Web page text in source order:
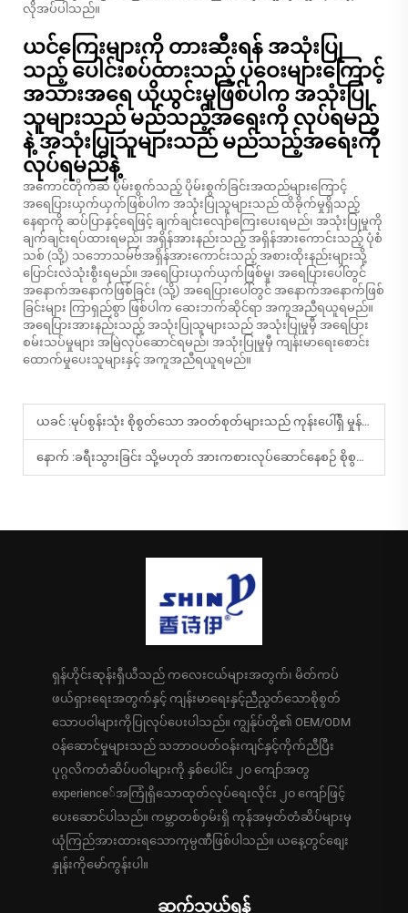
လိုအပ်ပါသည်။
ယင်ကြေးများကို တားဆီးရန် အသုံးပြု
သည့် ပေါင်းစပ်ထားသည့် ပုဝေးများကြောင့်
အသားအရေ ယိုယွင်းမှုဖြစ်ပါက အသုံးပြု
သူများသည် မည်သည့်အရေးကို လုပ်ရမည်
နဲ့ အသုံးပြုသူများသည် မည်သည့်အရေးကို
လုပ်ရမည်နဲ့
အကောင်တိုက်ဆဲ ပိုမ်းစွက်သည့် ပိုမ်းစွက်ခြင်းအထည်များကြောင့်
အရေပြားယှက်ယှက်ဖြစ်ပါက အသုံးပြုသူများသည် ထိခိုက်မှုရှိသည့်
နေရာကို ဆပ်ပြာနှင့်ရေဖြင့် ချက်ချင်းလျော်ကြေးပေးရမည်၊ အသုံးပြုမှုကို
ချက်ချင်းရပ်ထားရမည်၊ အရှိန်အားနည်းသည့် အရှိန်အားကောင်းသည့် ပုံစံ
သစ် (သို့) သဘောသမ်ဗ်အရှိန်အားကောင်းသည့် အစားထိုးနည်းများသို့
ပြောင်းလဲသုံးစွီးရမည်။ အရေပြားယှက်ယှက်ဖြစ်မှု၊ အရေပြားပေါ်တွင်
အနောက်အနောက်ဖြစ်ခြင်း (သို့) အရေပြားပေါ်တွင် အနောက်အနောက်ဖြစ်
ခြင်းများ ကြာရှည်စွာ ဖြစ်ပါက ဆေးဘက်ဆိုင်ရာ အကူအညီရယူရမည်။
အရေပြားအားနည်းသည့် အသုံးပြုသူများသည် အသုံးပြုမှုမှီ အရေပြား
စမ်းသပ်မှုများ အမြဲလုပ်ဆောင်ရမည်၊ အသုံးပြုမှုမှီ ကျန်းမာရေးစောင်း
ထောက်မှုပေးသူများနှင့် အကူအညီရယူရမည်။
ယခင် :မုပ်စွန်းသုံး စိုစွတ်သော အဝတ်စုတ်များသည် ကုန်းပေါ်ရှိ မှုန်မှုန်များကို သန့်စင်ရာတွင် ဘယ်လို ထိရောက်မှုရှိပါသလဲ။
နောက် :ခရီးသွားခြင်း သို့မဟုတ် အားကစားလုပ်ဆောင်နေစဉ် စိုစွတ်သော ပုဝူများက အမျှင်မြန်မြန် အေးမေးပေးနိုင်ခြင်းမှာ အဘယ်ကြောင့်နည်း။
ရှန်ဟိုင်းဆုန်းရှီယီသည် ကလေးငယ်များအတွက်၊ မိတ်ကပ်
ဖယ်ရှားရေးအတွက်နှင့် ကျန်းမာရေးနှင့်ညီညွတ်သောစိုစွတ်
သောပဝါများကိုပြုလုပ်ပေးပါသည်။ ကျွန်ုပ်တို့၏ OEM/ODM
ဝန်ဆောင်မှုများသည် သဘာဝပတ်ဝန်းကျင်နှင့်ကိုက်ညီပြီး
ပုဂ္ဂလိကတံဆိပ်ပဝါများကို နှစ်ပေါင်း ၂၀ ကျော်အတွ
experience်အကြုံရှိသောထုတ်လုပ်ရေးလိုင်း ၂၀ ကျော်ဖြင့်
ပေးဆောင်ပါသည်။ ကမ္ဘာတစ်ဝှမ်းရှိ ကုန်အမှတ်တံဆိပ်များမှ
ယုံကြည်အားထားရသောကုမ္ပဏီဖြစ်ပါသည်။ ယနေ့တွင်စျေး
နှုန်းကိုမော်ကွန်းပါ။
ဆက်သွယ်ရန်